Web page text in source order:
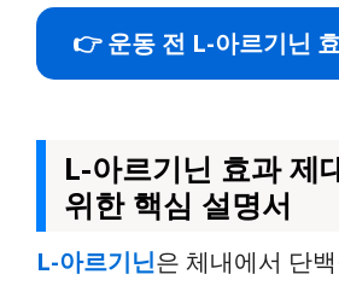
👉 운동 전 L-아르기닌
L-아르기닌 효과 제
위한 핵심 설명서
L-아르기닌은 체내에서 단